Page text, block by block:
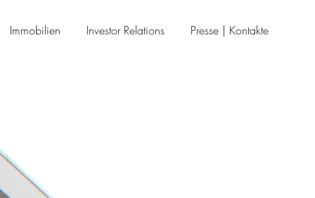
Immobilien Investor Relations Presse | Kontakte